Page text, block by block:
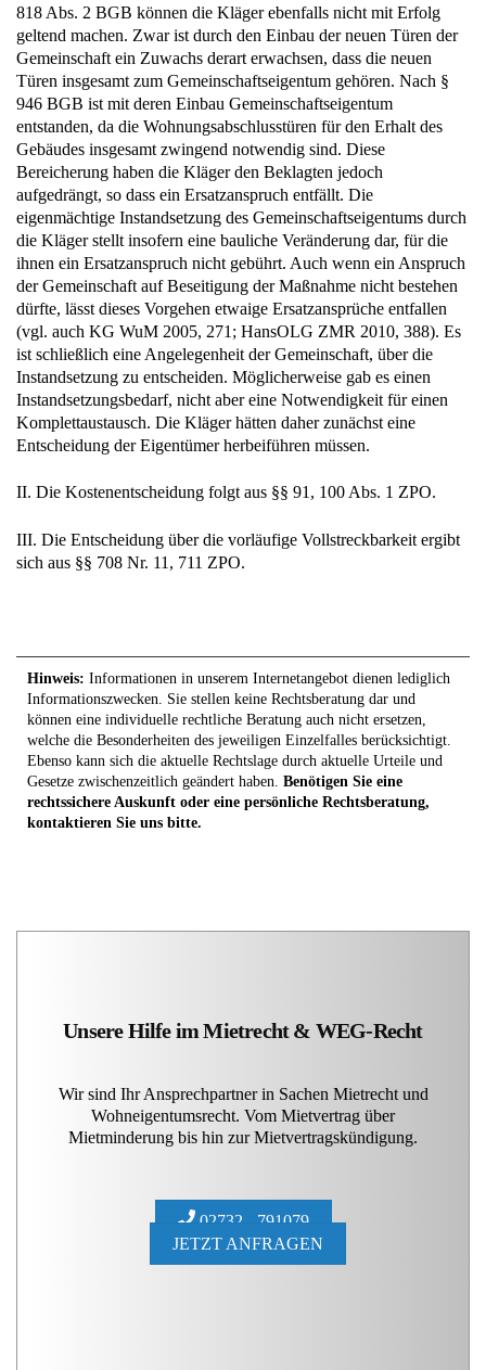
818 Abs. 2 BGB können die Kläger ebenfalls nicht mit Erfolg
geltend machen. Zwar ist durch den Einbau der neuen Türen der
Gemeinschaft ein Zuwachs derart erwachsen, dass die neuen
Türen insgesamt zum Gemeinschaftseigentum gehören. Nach §
946 BGB ist mit deren Einbau Gemeinschaftseigentum
entstanden, da die Wohnungsabschlusstüren für den Erhalt des
Gebäudes insgesamt zwingend notwendig sind. Diese
Bereicherung haben die Kläger den Beklagten jedoch
aufgedrängt, so dass ein Ersatzanspruch entfällt. Die
eigenmächtige Instandsetzung des Gemeinschaftseigentums durch
die Kläger stellt insofern eine bauliche Veränderung dar, für die
ihnen ein Ersatzanspruch nicht gebührt. Auch wenn ein Anspruch
der Gemeinschaft auf Beseitigung der Maßnahme nicht bestehen
dürfte, lässt dieses Vorgehen etwaige Ersatzansprüche entfallen
(vgl. auch KG WuM 2005, 271; HansOLG ZMR 2010, 388). Es
ist schließlich eine Angelegenheit der Gemeinschaft, über die
Instandsetzung zu entscheiden. Möglicherweise gab es einen
Instandsetzungsbedarf, nicht aber eine Notwendigkeit für einen
Komplettaustausch. Die Kläger hätten daher zunächst eine
Entscheidung der Eigentümer herbeiführen müssen.
II. Die Kostenentscheidung folgt aus §§ 91, 100 Abs. 1 ZPO.
III. Die Entscheidung über die vorläufige Vollstreckbarkeit ergibt
sich aus §§ 708 Nr. 11, 711 ZPO.
Hinweis: Informationen in unserem Internetangebot dienen lediglich
Informationszwecken. Sie stellen keine Rechtsberatung dar und
können eine individuelle rechtliche Beratung auch nicht ersetzen,
welche die Besonderheiten des jeweiligen Einzelfalles berücksichtigt.
Ebenso kann sich die aktuelle Rechtslage durch aktuelle Urteile und
Gesetze zwischenzeitlich geändert haben. Benötigen Sie eine
rechtssichere Auskunft oder eine persönliche Rechtsberatung,
kontaktieren Sie uns bitte.
Unsere Hilfe im Mietrecht & WEG-Recht
Wir sind Ihr Ansprechpartner in Sachen Mietrecht und
Wohneigentumsrecht. Vom Mietvertrag über
Mietminderung bis hin zur Mietvertragskündigung.
02732 - 791079
JETZT ANFRAGEN